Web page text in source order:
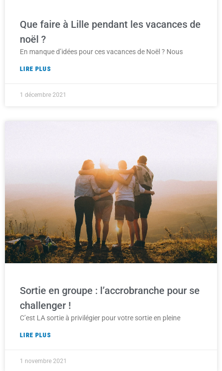
Que faire à Lille pendant les vacances de
noël ?
En manque d’idées pour ces vacances de Noël ? Nous
LIRE PLUS
1 décembre 2021
Sortie en groupe : l’accrobranche pour se
challenger !
C’est LA sortie à privilégier pour votre sortie en pleine
LIRE PLUS
1 novembre 2021